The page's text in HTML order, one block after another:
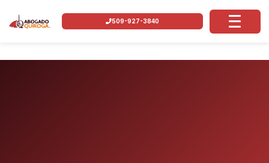
509-927-3840